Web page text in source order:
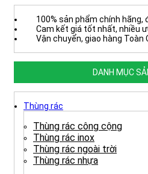
100% sản phẩm chính hãng,
Cam kết giá tốt nhất, nhiều
Vận chuyển, giao hàng Toàn
DANH MỤC
Thùng rác
Thùng rác công cộng
Thùng rác inox
Thùng rác ngoài trời
Thùng rác nhựa